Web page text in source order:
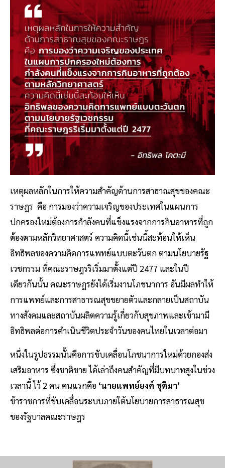
เหตุผลหลักในการให้ความสำคัญด้านการสาธาณสุขของคณะ
ราษฎร คือ การมองว่าความเจริญของประเทศในแผนการ
ปกครองใหม่ต้องการกําลังคนที่แข็งแรงจากการกินอาหารที่ถูก
ต้องตามหลักวิทยาศาสตร์ ความคิดนี้เช่นนี้สะท้อนให้เห็น
อิทธิพลของความคิดการแพทย์แบบตะวันตก ตามนโยบายรัฐ
เวชกรรม ที่คณะราษฎรริเริ่มมาตั้งแต่ปี 2477 และในปี
เดียวกันนั้น คณะราษฎรยังได้เริ่มงานโภชนาการ อันมีผลทำให้
การแพทย์และการสาธารณสุขขยายตัวและกลายเป็นสถาบัน
ทางสังคมและสถาบันผลิตความรู้เกี่ยวกับสุขภาพและเข้ามามี
อิทธิพลต่อการดําเนินชีวิตประจําวันของคนไทยในเวลาต่อมา
หนึ่งในรูปธรรมนั้นคือการขับเคลื่อนโภชนาการใหม่ด้วยกองส่ง
เสริมอาหาร ซึ่งชาติชาย ได้เล่าถึงคนสำคัญที่มีบทบาทสูงในช่วง
เวลานี้ ไว้ 2 คน คนแรกคือ ‘นายแพทย์ยงค์ ชุติมา’
ข้าราชการที่ขับเคลื่อนระบบภายใต้นโยบายการสาธารณสุข
ของรัฐบาลคณะราษฎร